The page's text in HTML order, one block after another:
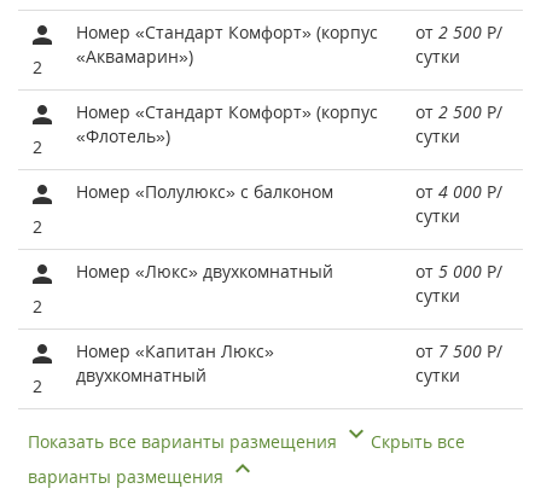
2
Номер «Стандарт Комфорт» (корпус
«Аквамарин»)
от 2 500 Р/
сутки
2
Номер «Стандарт Комфорт» (корпус
«Флотель»)
от 2 500 Р/
сутки
2
Номер «Полулюкс» с балконом от 4 000 Р/
сутки
2
Номер «Люкс» двухкомнатный от 5 000 Р/
сутки
2
Номер «Капитан Люкс»
двухкомнатный
от 7 500 Р/
сутки
Показать все варианты размещения
Скрыть все
варианты размещения